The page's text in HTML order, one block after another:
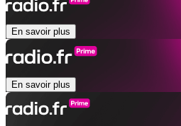
En savoir plus
En savoir plus